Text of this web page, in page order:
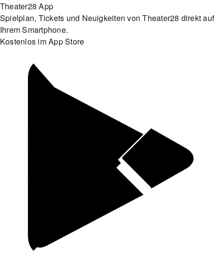
Theater28 App
Spielplan, Tickets und Neuigkeiten von Theater28 direkt auf
Ihrem Smartphone.
Kostenlos im App Store